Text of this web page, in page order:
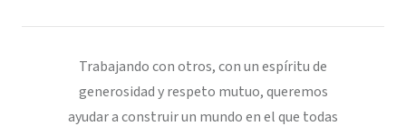
Trabajando con otros, con un espíritu de
generosidad y respeto mutuo, queremos
ayudar a construir un mundo en el que todas